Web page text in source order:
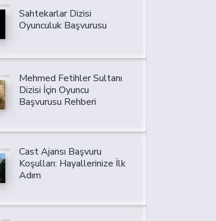
Sahtekarlar Dizisi
Oyunculuk Başvurusu
Mehmed Fetihler Sultanı
Dizisi İçin Oyuncu
Başvurusu Rehberi
Cast Ajansı Başvuru
Koşulları: Hayallerinize İlk
Adım